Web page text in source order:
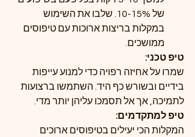
של 10-15%. שלבו את השימוש
במקלות בריצות ארוכות עם טיפוסים
ממושכים.
טיפ טכני:
שמרו על אחיזה רפויה כדי למנוע עייפות
בידיים ובשורש כף היד. השתמשו ברצועות
לתמיכה, אך אל תסמכו עליהן יותר מדי.
טיפ למתקדמים:
המקלות הכי יעילים בטיפוסים ארוכים